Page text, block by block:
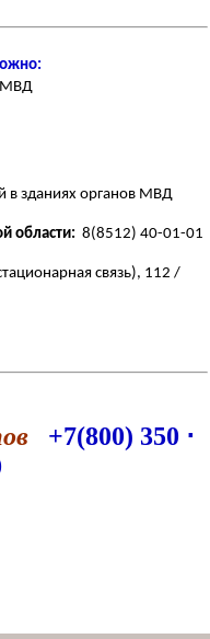
в зданиях органов МВД
области: 8(8512) 40-01-01
связь), 112 /
+7(800) 350 ⋅